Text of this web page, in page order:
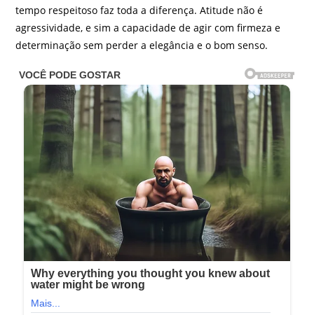
tempo respeitoso faz toda a diferença. Atitude não é
agressividade, e sim a capacidade de agir com firmeza e
determinação sem perder a elegância e o bom senso.